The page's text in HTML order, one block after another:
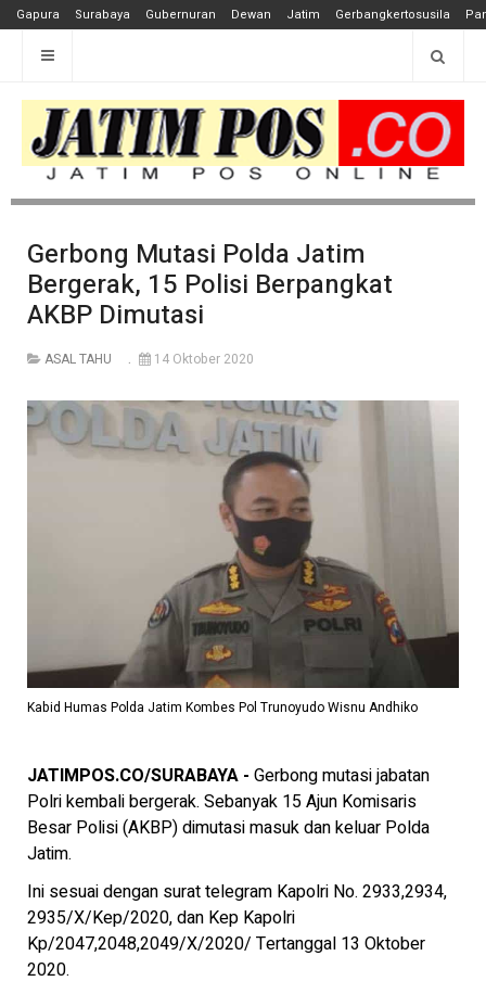
Gapura Surabaya Gubernuran Dewan Jatim Gerbangkertosusila
Gerbong Mutasi Polda Jatim
Bergerak, 15 Polisi Berpangkat
AKBP Dimutasi
ASAL TAHU 14 Oktober 2020
Kabid Humas Polda Jatim Kombes Pol Trunoyudo Wisnu Andhiko
JATIMPOS.CO/SURABAYA - Gerbong mutasi jabatan
Polri kembali bergerak. Sebanyak 15 Ajun Komisaris
Besar Polisi (AKBP) dimutasi masuk dan keluar Polda
Jatim.
Ini sesuai dengan surat telegram Kapolri No. 2933,2934,
2935/X/Kep/2020, dan Kep Kapolri
Kp/2047,2048,2049/X/2020/ Tertanggal 13 Oktober
2020.